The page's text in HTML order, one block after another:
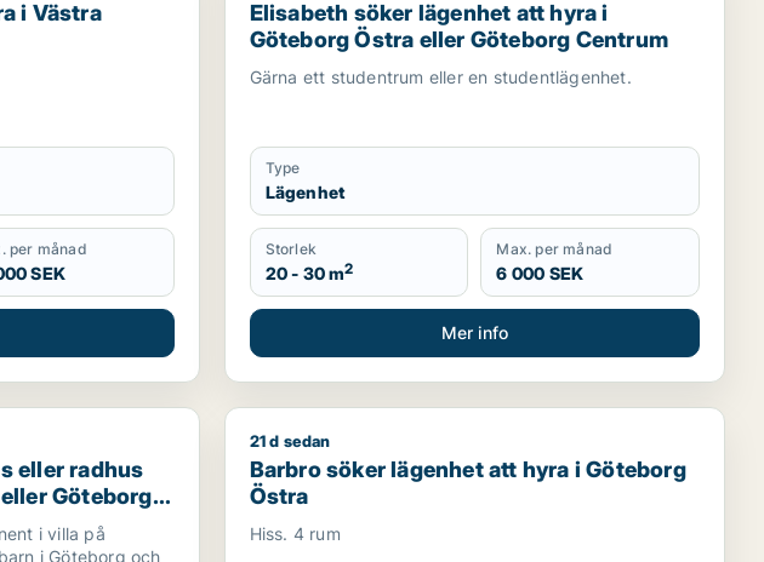
i Västra
per månad
SEK
Elisabeth söker lägenhet att hyra i
Göteborg Östra eller Göteborg Centrum
Gärna ett studentrum eller en studentlägenhet.
Type
Lägenhet
Storlek
20 - 30 m2
Max. per månad
6 000 SEK
Mer info
radhus att hyra i Göteborg Västra eller Göteborg Centrum
eller radhus
Göteborg
i villa på
i Göteborg och
Barbro söker lägenhet att hyra i Göteborg Östra
21 d sedan
Barbro söker lägenhet att hyra i Göteborg
Östra
Hiss. 4 rum